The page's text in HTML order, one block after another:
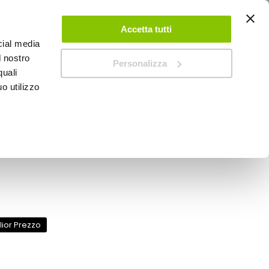
media
nostro
utilizzo
Accetta tutti
Personalizza
ACCEDI CREA UN ACCOUNT CONTATTACI
Prezzo